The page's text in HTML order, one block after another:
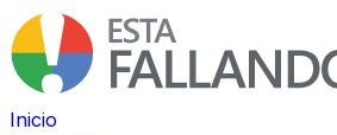
Inicio